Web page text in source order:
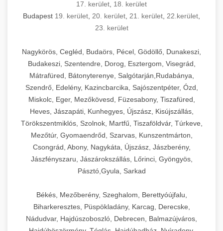
17. kerület 18. kerület
Budapest 19. kerület 20. kerület 21. kerület 22.kerület
23. kerület
Nagykörös, Cegléd, Budaörs, Pécel, Gödöllő, Dunakeszi,
Budakeszi, Szentendre, Dorog, Esztergom, Visegrád,
Mátrafüred, Bátonyterenye, Salgótarján,Rudabánya,
Szendrő, Edelény, Kazincbarcika, Sajószentpéter, Ózd,
Miskolc, Eger, Mezőkövesd, Füzesabony, Tiszafüred,
Heves, Jászapáti, Kunhegyes, Újszász, Kisújszállás,
Törökszentmiklós, Szolnok, Martfű, Tiszaföldvár, Túrkeve,
Mezőtúr, Gyomaendrőd, Szarvas, Kunszentmárton,
Csongrád, Abony, Nagykáta, Újszász, Jászberény,
Jászfényszaru, Jászárokszállás, Lőrinci, Gyöngyös,
Pásztó,Gyula, Sarkad
Békés, Mezőberény, Szeghalom, Berettyóújfalu,
Biharkeresztes, Püspökladány, Karcag, Derecske,
Nádudvar, Hajdúszoboszló, Debrecen, Balmazújváros,